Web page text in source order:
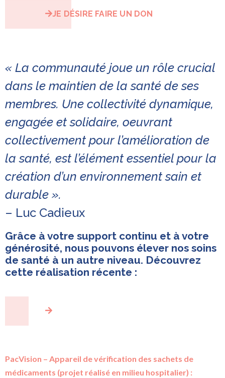
JE DÉSIRE FAIRE UN DON
« La communauté joue un rôle crucial
dans le maintien de la santé de ses
membres. Une collectivité dynamique,
engagée et solidaire, oeuvrant
collectivement pour l’amélioration de
la santé, est l’élément essentiel pour la
création d’un environnement sain et
durable ».
– Luc Cadieux
Grâce à votre support continu et à votre
générosité, nous pouvons élever nos soins
de santé à un autre niveau. Découvrez
cette réalisation récente :
PacVision – Appareil de vérification des sachets de
médicaments (projet réalisé en milieu hospitalier) :